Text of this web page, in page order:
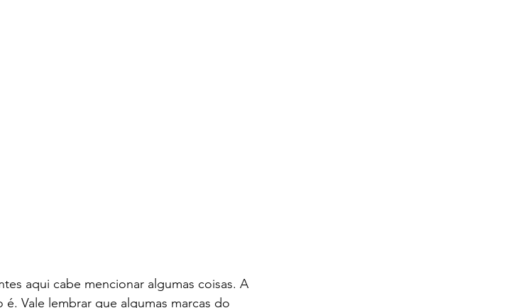
aqui cabe mencionar algumas coisas. A
Vale lembrar que algumas marcas do